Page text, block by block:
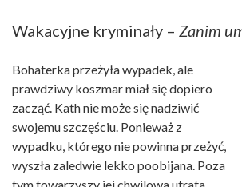
Wakacyjne kryminały – Zanim
Bohaterka przeżyła wypadek, ale
prawdziwy koszmar miał się dopiero
zacząć. Kath nie może się nadziwić
swojemu szczęściu. Ponieważ z
wypadku, którego nie powinna przeżyć,
wyszła zaledwie lekko poobijana. Poza